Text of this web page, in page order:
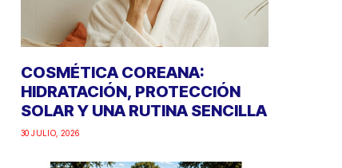
COSMÉTICA COREANA:
HIDRATACIÓN, PROTECCIÓN
SOLAR Y UNA RUTINA SENCILLA
30 JULIO, 2026